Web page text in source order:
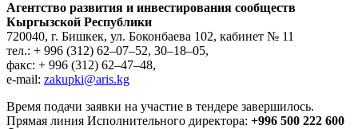
Агентство развития и инвестирования сообществ
Кыргызской Республики
720040, г. Бишкек, ул. Боконбаева 102, кабинет № 11
тел.: + 996 (312) 62–07–52, 30–18–05,
факс: + 996 (312) 62–47–48,
e-mail: zakupki@aris.kg
Время подачи заявки на участие в тендере завершилось.
Прямая линия Исполнительного директора: +996 500 222 600